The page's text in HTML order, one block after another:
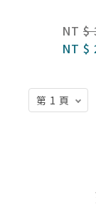
NT $
NT $